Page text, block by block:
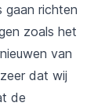
gaan richten
zoals het
van
dat wij
de